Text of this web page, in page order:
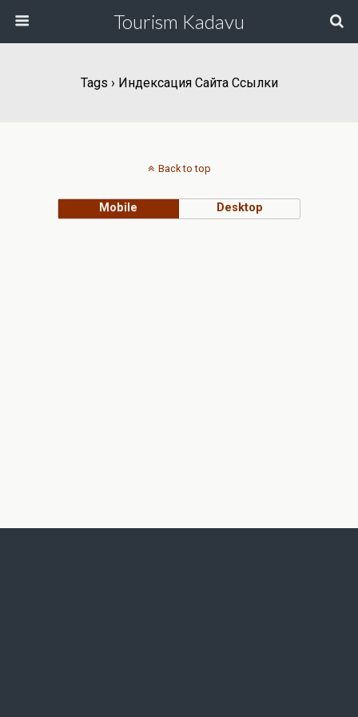
Tourism Kadavu
Tags › Индексация Сайта Ссылки
Back to top
Mobile Desktop